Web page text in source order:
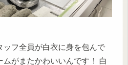
ッフ全員が白衣に身を包んで
がまたかわいいんです！ 白